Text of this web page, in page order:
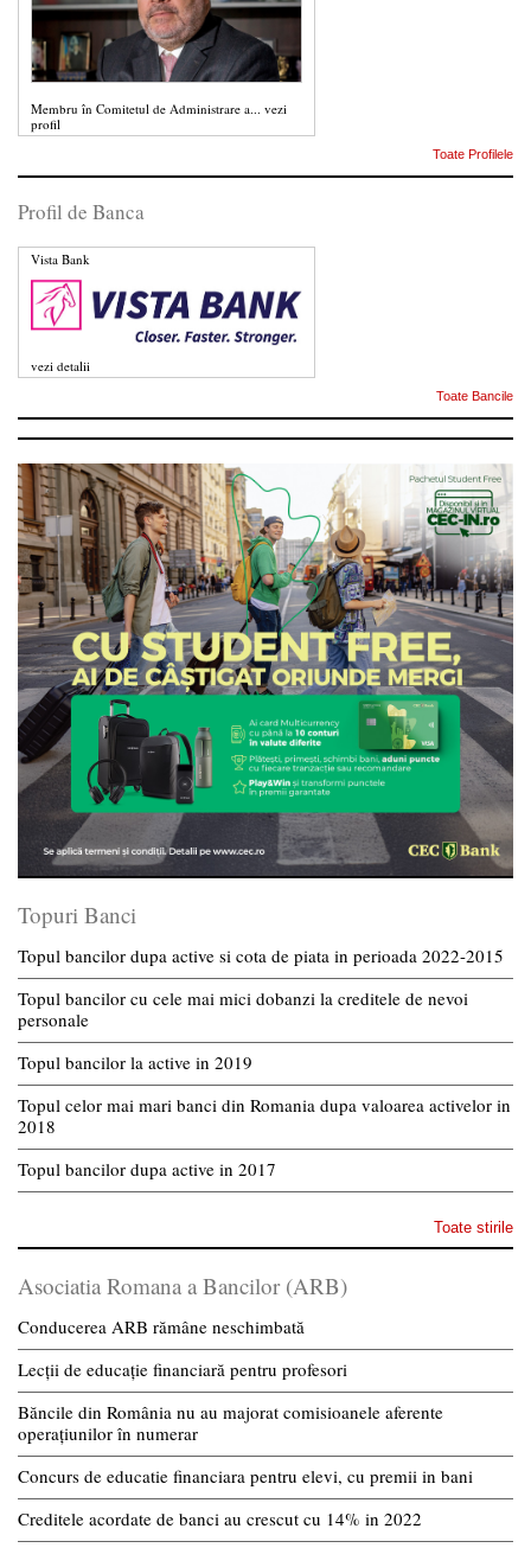
Membru în Comitetul de Administrare a... vezi
profil
Toate Profilele
Profil de Banca
Vista Bank
vezi detalii
Toate Bancile
Topuri Banci
Topul bancilor dupa active si cota de piata in perioada 2022-2015
Topul bancilor cu cele mai mici dobanzi la creditele de nevoi
personale
Topul bancilor la active in 2019
Topul celor mai mari banci din Romania dupa valoarea activelor in
2018
Topul bancilor dupa active in 2017
Toate stirile
Asociatia Romana a Bancilor (ARB)
Conducerea ARB rămâne neschimbată
Lecții de educație financiară pentru profesori
Băncile din România nu au majorat comisioanele aferente
operațiunilor în numerar
Concurs de educatie financiara pentru elevi, cu premii in bani
Creditele acordate de banci au crescut cu 14% in 2022